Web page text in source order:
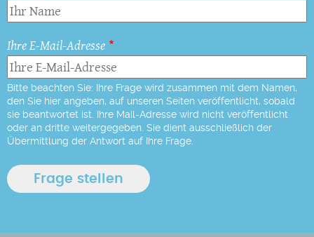
Ihre E-Mail-Adresse
Bitte beachten Sie: Ihre Frage wird zusammen mit dem Namen,
den Sie hier angeben, auf unseren Seiten veröffentlicht, sobald
sie beantwortet ist. Ihre Mail-Adresse wird nicht veröffentlicht
oder an dritte weitergegeben. Sie dient ausschließlich der
Übermittlung der Antwort auf Ihre Frage.